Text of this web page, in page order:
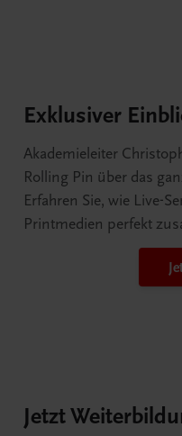
Exklusiver
Akademieleiter
Rolling Pin über das
Erfahren Sie, wie Live-
Printmedien perfekt
Jetzt